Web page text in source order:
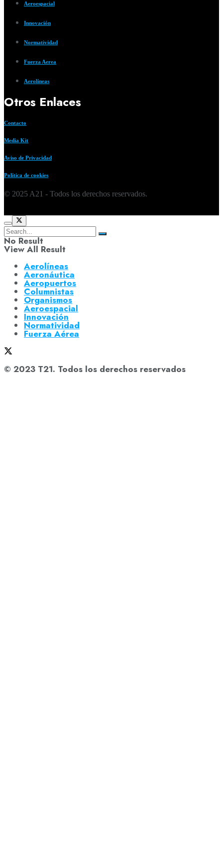
Aeroespacial
Innovación
Normatividad
Fuerza Aerea
Aerolíneas
Otros Enlaces
Contacto
Media Kit
Aviso de Privacidad
Política de cookies
© 2025 A21 - Todos los derechos reservados.
No Result
View All Result
Aerolíneas
Aeronáutica
Aeropuertos
Columnistas
Organismos
Aeroespacial
Innovación
Normatividad
Fuerza Aérea
© 2023 T21. Todos los derechos reservados